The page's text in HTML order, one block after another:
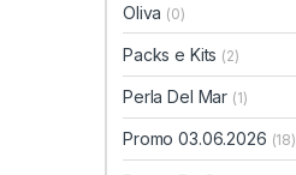
Oliva (0)
Packs e Kits (2)
Perla Del Mar (1)
Promo 03.06.2026 (18)